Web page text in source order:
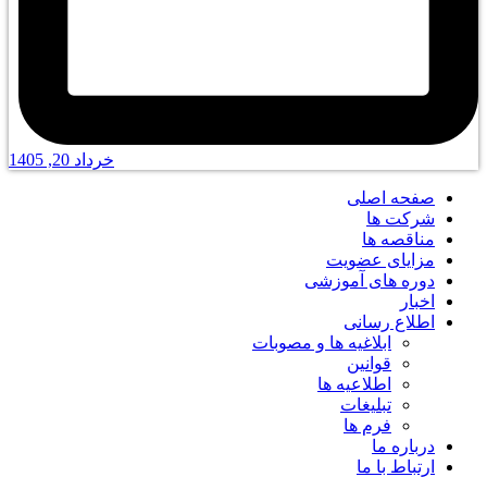
خرداد 20, 1405
صفحه اصلی
شرکت ها
مناقصه ها
مزایای عضویت
دوره های آموزشی
اخبار
اطلاع رسانی
ابلاغیه ها و مصوبات
قوانین
اطلاعیه ها
تبلیغات
فرم ها
درباره ما
ارتباط با ما